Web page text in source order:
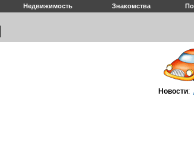
Недвижимость Знакомства
Новости: